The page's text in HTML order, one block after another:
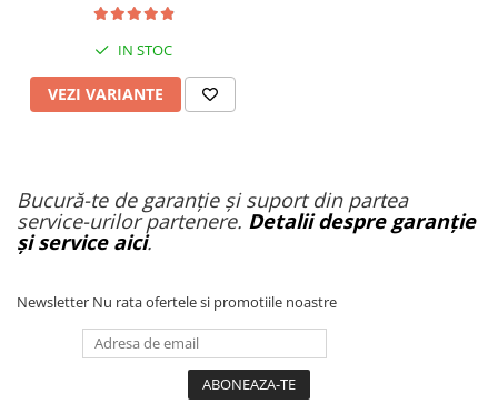
IN STOC
VEZI VARIANTE
Bucură-te de garanție și suport din partea
service-urilor partenere. Detalii despre garanție
și service aici.
Newsletter Nu rata ofertele si promotiile noastre